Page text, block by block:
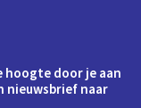
hoogte door je aan
nieuwsbrief naar